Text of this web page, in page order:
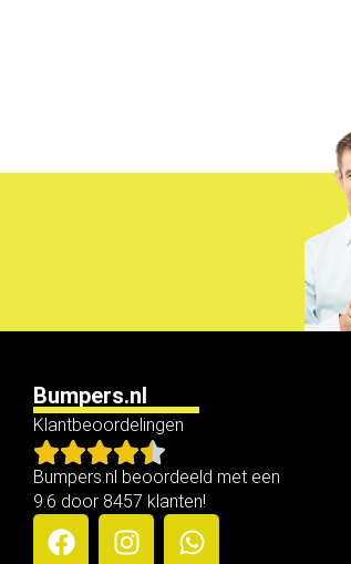
Bumpers.nl
Klantbeoordelingen
Bumpers.nl beoordeeld met een
9.6 door 8457 klanten!